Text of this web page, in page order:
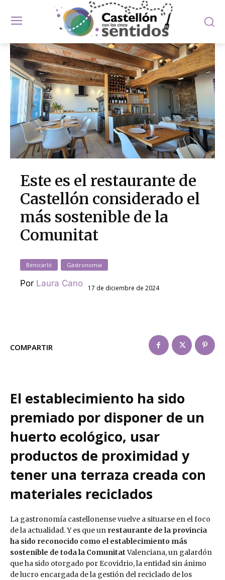
Este es el restaurante de
Castellón considerado el
más sostenible de la
Comunitat
Benicarló Gastronomia
Por Laura Cano 17 de diciembre de 2024
COMPARTIR
El establecimiento ha sido
premiado por disponer de un
huerto ecológico, usar
productos de proximidad y
tener una terraza creada con
materiales reciclados
La gastronomía castellonense vuelve a situarse en el foco
de la actualidad. Y es que un restaurante de la provincia
ha sido reconocido como el establecimiento más
sostenible de toda la ComunitatValenciana, un galardón
que ha sido otorgado por Ecovidrio, la entidad sin ánimo
de lucro encargada de la gestión del reciclado de los